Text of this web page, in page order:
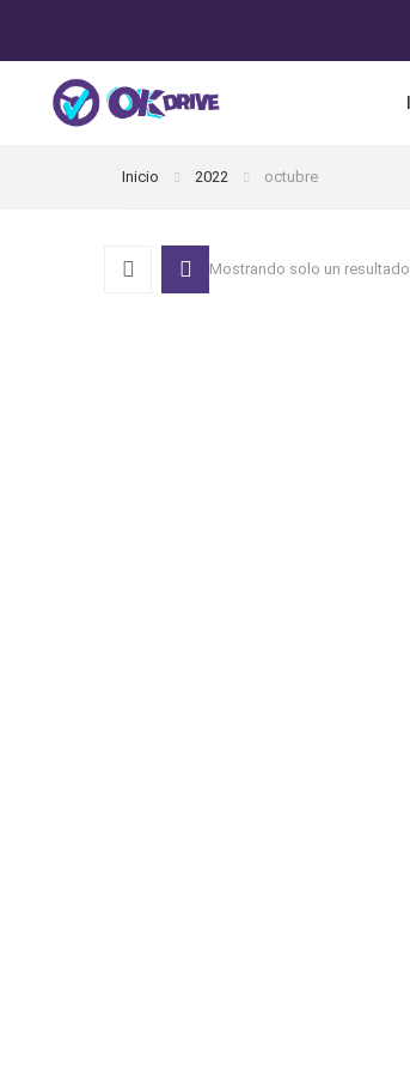
Inicio 2022 octubre
Mostrando solo un resultado